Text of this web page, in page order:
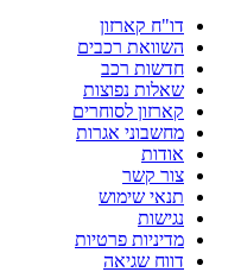
דו"ח קארזון
השוואת רכבים
חדשות רכב
שאלות נפוצות
קארזון לסוחרים
מחשבוני אגרות
אודות
צור קשר
תנאי שימוש
נגישות
מדיניות פרטיות
דווח שגיאה